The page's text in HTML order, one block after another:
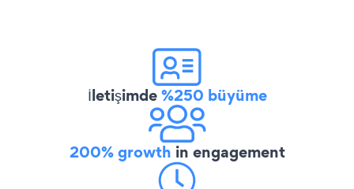
İletişimde%250 büyüme
200% growth in engagement